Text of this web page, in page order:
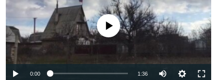
No media source currently available
0:00 1:36